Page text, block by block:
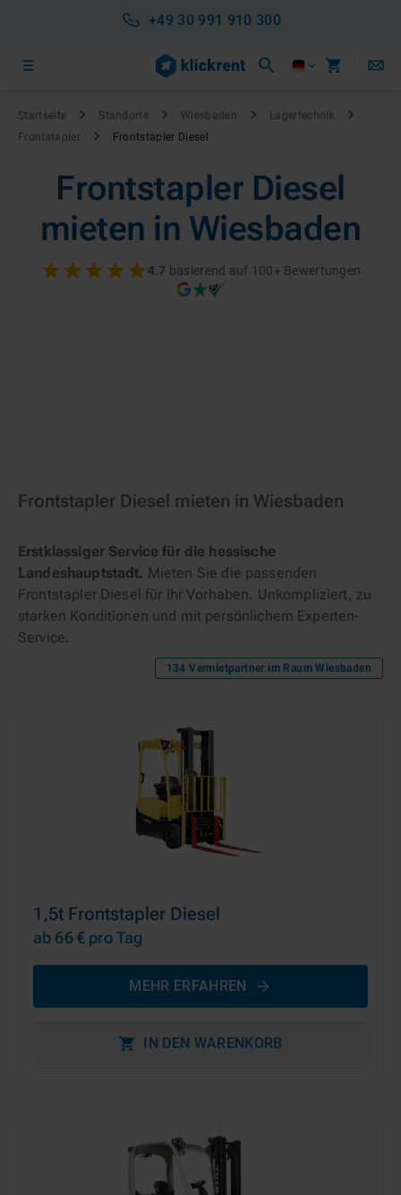
+49 30 991 910 300
Startseite Standorte Wiesbaden
Lagertechnik
Frontstapler
Frontstapler Diesel
Frontstapler Diesel
mieten in Wiesbaden
4.7 basierend auf 100+ Bewertungen
Frontstapler Diesel mieten in Wiesbaden
Erstklassiger Service für die hessische
Landeshauptstadt. Mieten Sie die passenden
Frontstapler Diesel für Ihr Vorhaben. Unkompliziert, zu
starken Konditionen und mit persönlichem Experten-
Service.
134 Vermietpartner im RaumWiesbaden
1,5t Frontstapler Diesel
ab 66 € pro Tag
MEHR ERFAHREN
IN DEN WARENKORB